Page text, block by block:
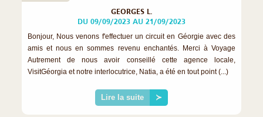
GEORGES L.
DU 09/09/2023 AU 21/09/2023
Bonjour, Nous venons f'effectuer un circuit en Géorgie avec des
amis et nous en sommes revenu enchantés. Merci à Voyage
Autrement de nous avoir conseillé cette agence locale,
VisitGéorgia et notre interlocutrice, Natia, a été en tout point (...)
Lire la suite ≻